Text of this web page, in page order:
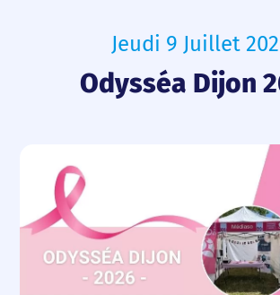
Jeudi 9 Juillet
Odysséa Dijon